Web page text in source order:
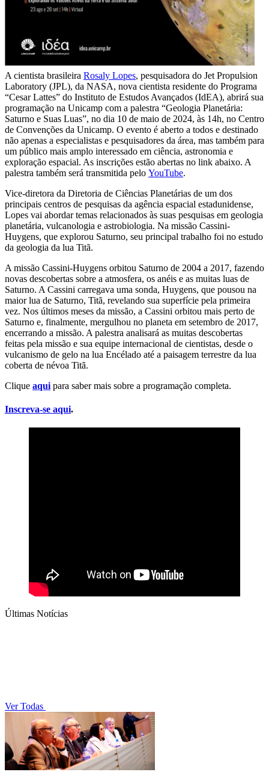
A cientista brasileira Rosaly Lopes, pesquisadora do Jet Propulsion
Laboratory (JPL), da NASA, nova cientista residente do Programa
“Cesar Lattes” do Instituto de Estudos Avançados (IdEA), abrirá sua
programação na Unicamp com a palestra “Geologia Planetária:
Saturno e Suas Luas”, no dia 10 de maio de 2024, às 14h, no Centro
de Convenções da Unicamp. O evento é aberto a todos e destinado
não apenas a especialistas e pesquisadores da área, mas também para
um público mais amplo interessado em ciência, astronomia e
exploração espacial. As inscrições estão abertas no link abaixo. A
palestra também será transmitida pelo YouTube.
Vice-diretora da Diretoria de Ciências Planetárias de um dos
principais centros de pesquisas da agência espacial estadunidense,
Lopes vai abordar temas relacionados às suas pesquisas em geologia
planetária, vulcanologia e astrobiologia. Na missão Cassini-
Huygens, que explorou Saturno, seu principal trabalho foi no estudo
da geologia da lua Titã.
A missão Cassini-Huygens orbitou Saturno de 2004 a 2017, fazendo
novas descobertas sobre a atmosfera, os anéis e as muitas luas de
Saturno. A Cassini carregava uma sonda, Huygens, que pousou na
maior lua de Saturno, Titã, revelando sua superfície pela primeira
vez. Nos últimos meses da missão, a Cassini orbitou mais perto de
Saturno e, finalmente, mergulhou no planeta em setembro de 2017,
encerrando a missão. A palestra analisará as muitas descobertas
feitas pela missão e sua equipe internacional de cientistas, desde o
vulcanismo de gelo na lua Encélado até a paisagem terrestre da lua
coberta de névoa Titã.
Clique aqui para saber mais sobre a programação completa.
Inscreva-se aqui.
Últimas Notícias
Ver Todas